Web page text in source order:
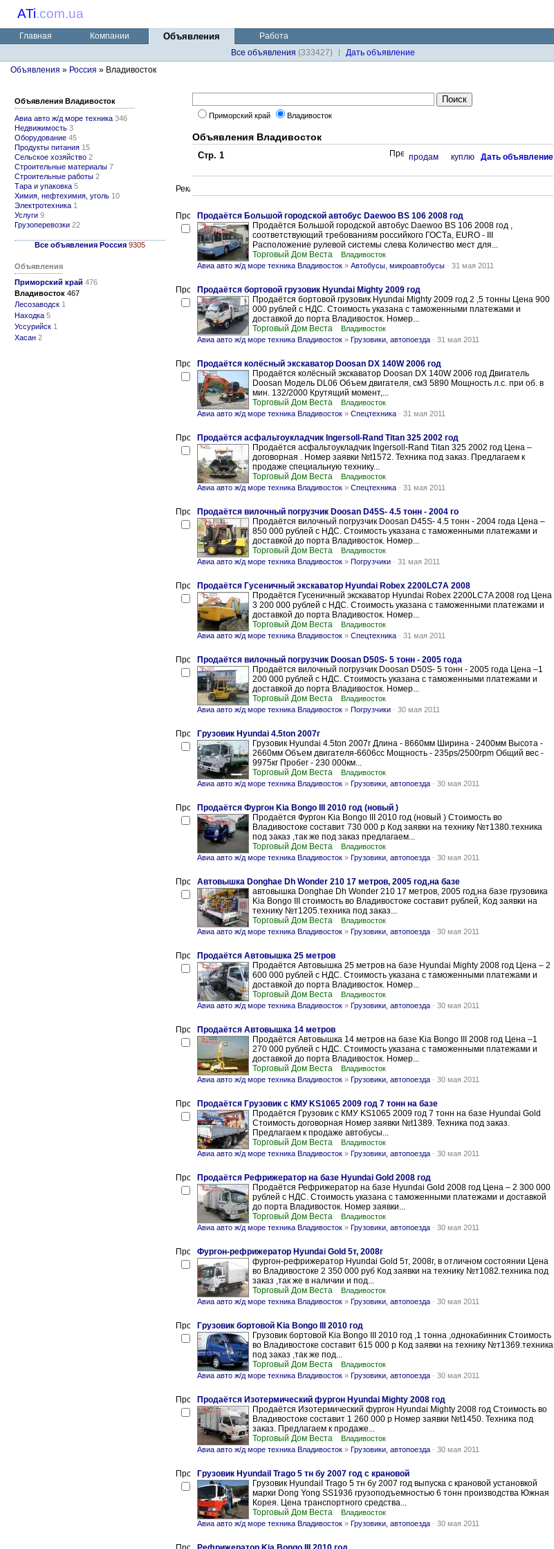
ATi.com.ua
Главная Компании Объявления
Работа
Все объявления (333427)
Дaть объявление
Объявления » Россия » Владивосток
Объявления Владивосток
Авиа авто ж/д море техника 346
Недвижимость 3
Оборудование 45
Продукты питания 15
Сельское хозяйство 2
Строительные материалы 7
Строительные работы 2
Тара и упаковка 5
Химия, нефтехимия, уголь 10
Электротехника 1
Услуги 9
Грузоперевозки 22
Все объявления Россия 9305
Объявления
Приморский край 476
Владивосток 467
Лесозаводск 1
Находка 5
Уссурийск 1
Хасан 2
Приморский край Владивосток
Объявления Владивосток
Стр. 1 продам куплю Дaть объявление
Продаётся Большой городской автобус Daewoo BS 106 2008 год
Продаётся Большой городской автобус Daewoo BS 106 2008 год ,
соответствующий требованиям российкого ГОСТa, EURO - III
Расположение рулевой системы слева Количество мест для...
Торговый Дом Веста
Владивосток
Авиа авто ж/д море техника Владивосток » Автобусы, микроавтобусы - 31 мая 2011
Продаётся бортовой грузовик Hyundai Mighty 2009 год
Продаётся бортовой грузовик Hyundai Mighty 2009 год 2 ,5 тонны Цена 900
000 рублей с НДС. Стоимость указана с таможенными платежами и
доставкой до порта Владивосток. Номер...
Торговый Дом Веста
Владивосток
Авиа авто ж/д море техника Владивосток » Грузовики, автопоезда - 31 мая 2011
Продаётся колёсный экскаватор Doosan DX 140W 2006 год
Продаётся колёсный экскаватор Doosan DX 140W 2006 год Двигатель
Doosan Модель DL06 Объем двигателя, см3 5890 Мощность л.с. при об. в
мин. 132/2000 Крутящий момент,...
Торговый Дом Веста
Владивосток
Авиа авто ж/д море техника Владивосток » Спецтехника - 31 мая 2011
Продаётся асфальтоукладчик Ingersoll-Rand Titan 325 2002 год
Продаётся асфальтоукладчик Ingersoll-Rand Titan 325 2002 год Цена –
договорная . Номер заявки №t1572. Техника под заказ. Предлагаем к
продаже специальную технику...
Торговый Дом Веста
Владивосток
Авиа авто ж/д море техника Владивосток » Спецтехника - 31 мая 2011
Продаётся вилочный погрузчик Doosan D45S- 4.5 тонн - 2004 го
Продаётся вилочный погрузчик Doosan D45S- 4.5 тонн - 2004 года Цена –
850 000 рублей с НДС. Стоимость указана с таможенными платежами и
доставкой до порта Владивосток. Номер...
Торговый Дом Веста
Владивосток
Авиа авто ж/д море техника Владивосток » Погрузчики - 31 мая 2011
Продаётся Гусеничный экскаватор Hyundai Robex 2200LC7A 2008
Продаётся Гусеничный экскаватор Hyundai Robex 2200LC7A 2008 год Цена
3 200 000 рублей с НДС. Стоимость указана с таможенными платежами и
доставкой до порта Владивосток. Номер...
Торговый Дом Веста
Владивосток
Авиа авто ж/д море техника Владивосток » Спецтехника - 31 мая 2011
Продаётся вилочный погрузчик Doosan D50S- 5 тонн - 2005 года
Продаётся вилочный погрузчик Doosan D50S- 5 тонн - 2005 года Цена –1
200 000 рублей с НДС. Стоимость указана с таможенными платежами и
доставкой до порта Владивосток. Номер...
Торговый Дом Веста
Владивосток
Авиа авто ж/д море техника Владивосток » Погрузчики - 30 мая 2011
Грузовик Hyundai 4.5ton 2007г
Грузовик Hyundai 4.5ton 2007г Длина - 8660мм Ширина - 2400мм Высота -
2660мм Объем двигателя-6606сс Мощность - 235ps/2500rpm Общий вес -
9975кг Пробег - 230 000км...
Торговый Дом Веста
Владивосток
Авиа авто ж/д море техника Владивосток » Грузовики, автопоезда - 30 мая 2011
Продаётся Фургон Kia Bongo III 2010 год (новый )
Продаётся Фургон Kia Bongo III 2010 год (новый ) Стоимость во
Владивостоке составит 730 000 р Код заявки на технику №т1380.техника
под заказ ,так же под заказ предлагаем...
Торговый Дом Веста
Владивосток
Авиа авто ж/д море техника Владивосток » Грузовики, автопоезда - 30 мая 2011
Автовышка Donghae Dh Wonder 210 17 метров, 2005 год,на базе
автовышка Donghae Dh Wonder 210 17 метров, 2005 год,на базе грузовика
Kia Bongo III стоимость во Владивостоке составит рублей, Код заявки на
технику №т1205.техника под заказ...
Торговый Дом Веста
Владивосток
Авиа авто ж/д море техника Владивосток » Грузовики, автопоезда - 30 мая 2011
Продаётся Автовышка 25 метров
Продаётся Автовышка 25 метров на базе Hyundai Mighty 2008 год Цена – 2
600 000 рублей с НДС. Стоимость указана с таможенными платежами и
доставкой до порта Владивосток. Номер...
Торговый Дом Веста
Владивосток
Авиа авто ж/д море техника Владивосток » Грузовики, автопоезда - 30 мая 2011
Продаётся Автовышка 14 метров
Продаётся Автовышка 14 метров на базе Kia Bongo III 2008 год Цена –1
270 000 рублей с НДС. Стоимость указана с таможенными платежами и
доставкой до порта Владивосток. Номер...
Торговый Дом Веста
Владивосток
Авиа авто ж/д море техника Владивосток » Грузовики, автопоезда - 30 мая 2011
Продаётся Грузовик с КМУ KS1065 2009 год 7 тонн на базе
Продаётся Грузовик с КМУ KS1065 2009 год 7 тонн на базе Hyundai Gold
Стоимость договорная Номер заявки №t1389. Техника под заказ.
Предлагаем к продаже автобусы...
Торговый Дом Веста
Владивосток
Авиа авто ж/д море техника Владивосток » Грузовики, автопоезда - 30 мая 2011
Продаётся Рефрижератор на базе Hyundai Gold 2008 год
Продаётся Рефрижератор на базе Hyundai Gold 2008 год Цена – 2 300 000
рублей с НДС. Стоимость указана с таможенными платежами и доставкой
до порта Владивосток. Номер заявки...
Торговый Дом Веста
Владивосток
Авиа авто ж/д море техника Владивосток » Грузовики, автопоезда - 30 мая 2011
Фургон-рефрижератор Hyundai Gold 5т, 2008г
фургон-рефрижератор Hyundai Gold 5т, 2008г, в отличном состоянии Цена
во Владивостоке 2 350 000 руб Код заявки на технику №т1082.техника под
заказ ,так же в наличии и под...
Торговый Дом Веста
Владивосток
Авиа авто ж/д море техника Владивосток » Грузовики, автопоезда - 30 мая 2011
Грузовик бортовой Kia Bongo III 2010 год
Грузовик бортовой Kia Bongo III 2010 год ,1 тонна ,однокабинник Стоимость
во Владивостоке составит 615 000 р Код заявки на технику №т1369.техника
под заказ ,так же под...
Торговый Дом Веста
Владивосток
Авиа авто ж/д море техника Владивосток » Грузовики, автопоезда - 30 мая 2011
Продаётся Изотермический фургон Hyundai Mighty 2008 год
Продаётся Изотермический фургон Hyundai Mighty 2008 год Стоимость во
Владивостоке составит 1 260 000 р Номер заявки №t1450. Техника под
заказ. Предлагаем к продаже...
Торговый Дом Веста
Владивосток
Авиа авто ж/д море техника Владивосток » Грузовики, автопоезда - 30 мая 2011
Грузовик HyundaiI Trago 5 тн бу 2007 год с крановой
Грузовик HyundaiI Trago 5 тн бу 2007 год выпуска с крановой установкой
марки Dong Yong SS1936 грузоподъемностью 6 тонн производства Южная
Корея. Цена транспортного средства...
Торговый Дом Веста
Владивосток
Авиа авто ж/д море техника Владивосток » Грузовики, автопоезда - 30 мая 2011